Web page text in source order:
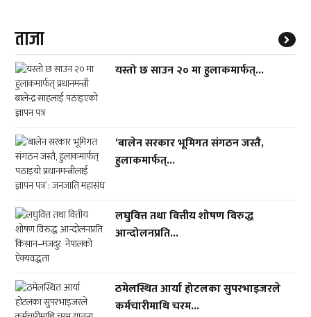
ताजा
यस्तो छ साउन २० मा हुलाकमार्फत्...
‘बालेन सरकार भूमिगत संगठन जस्तै,
हुलाकमार्फत्...
लघुवित्त तथा वित्तीय शोषण विरुद्ध
आन्दोलनप्रति...
ठमेलस्थित आर्या होटलका सुपरभाइजरले
कर्मचारीमाथि चरम...